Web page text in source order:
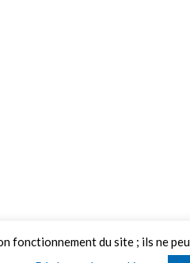
du site ; ils ne